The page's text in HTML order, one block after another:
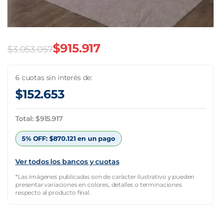
$3.053.057
precio
original
era:
$3.053.057.
$915.917
precio
actual
es:
$915.917.
6 cuotas sin interés de:
$152.653
Total: $915.917
5% OFF: $870.121 en un pago
Ver todos los bancos y cuotas
*Las imágenes publicadas son de carácter ilustrativo y pueden
presentar variaciones en colores, detalles o terminaciones
respecto al producto final.